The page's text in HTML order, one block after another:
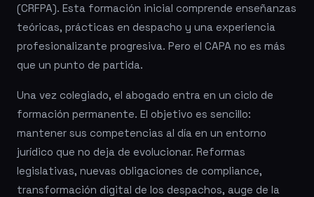
(CRFPA). Esta formación inicial comprende enseñanzas
teóricas, prácticas en despacho y una experiencia
profesionalizante progresiva. Pero el CAPA no es más
que un punto de partida.
Una vez colegiado, el abogado entra en un ciclo de
formación permanente. El objetivo es sencillo:
mantener sus competencias al día en un entorno
jurídico que no deja de evolucionar. Reformas
legislativas, nuevas obligaciones de compliance,
transformación digital de los despachos, auge de la